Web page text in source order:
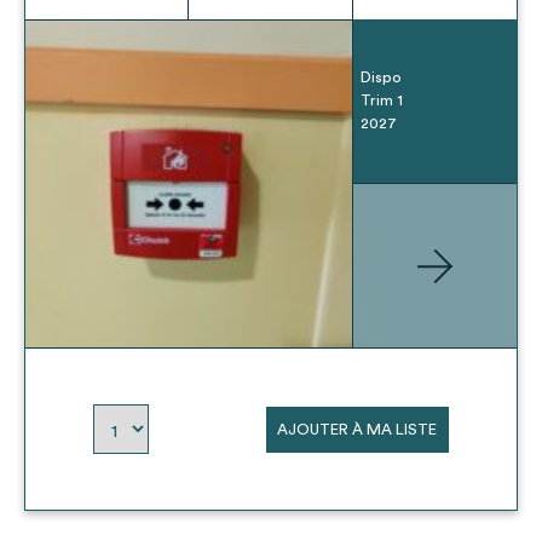
Dispo
Trim 1
2027
AJOUTER À MA LISTE